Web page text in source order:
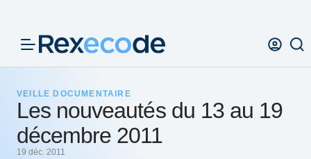
VEILLE DOCUMENTAIRE
Les nouveautés du 13 au 19
décembre 2011
19 déc. 2011